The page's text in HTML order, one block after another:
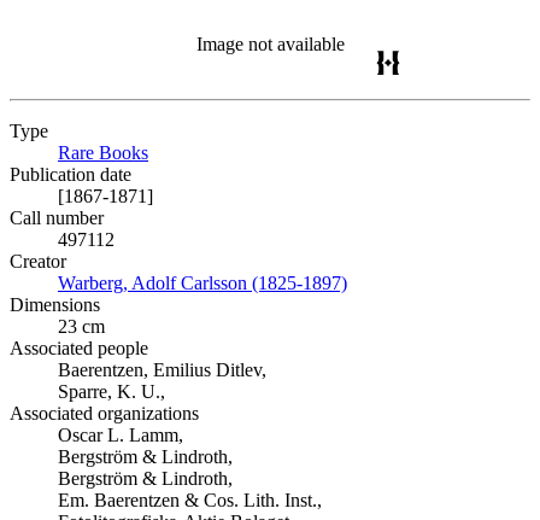
Image not available
Type
Rare Books
Publication date
[1867-1871]
Call number
497112
Creator
Warberg, Adolf Carlsson (1825-1897)
Dimensions
23 cm
Associated people
Baerentzen, Emilius Ditlev,
Sparre, K. U.,
Associated organizations
Oscar L. Lamm,
Bergström & Lindroth,
Bergström & Lindroth,
Em. Baerentzen & Cos. Lith. Inst.,